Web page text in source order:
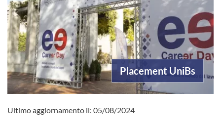
Placement UniBs
Ultimo aggiornamento il: 05/08/2024